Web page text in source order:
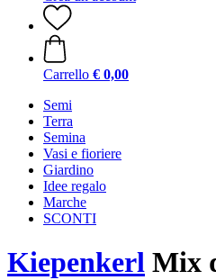
Carrello € 0,00
Semi
Terra
Semina
Vasi e fioriere
Giardino
Idee regalo
Marche
SCONTI
Kiepenkerl Mix